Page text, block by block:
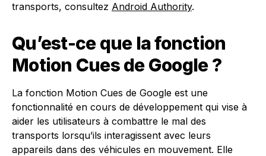
transports, consultez Android Authority.
Qu’est-ce que la fonction
Motion Cues de Google ?
La fonction Motion Cues de Google est une
fonctionnalité en cours de développement qui vise à
aider les utilisateurs à combattre le mal des
transports lorsqu’ils interagissent avec leurs
appareils dans des véhicules en mouvement. Elle